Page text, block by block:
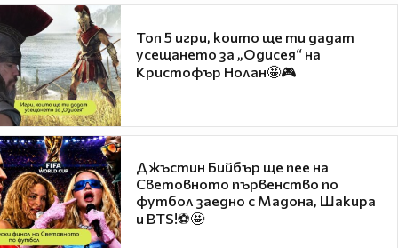
Топ 5 игри, които ще ти дадат
усещането за „Одисея“ на
Кристофър Нолан🤩🎮
Джъстин Бийбър ще пее на
Световното първенство по
футбол заедно с Мадона, Шакира
и BTS!⚽🤩